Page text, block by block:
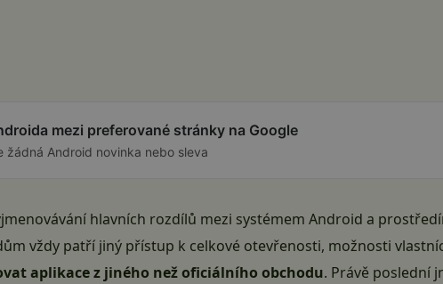
mezi preferované stránky na Google
žádná Android novinka nebo sleva
hlavních rozdílů mezi systémem Android a
vždy patří jiný přístup k celkové otevřenosti, možnosti
aplikace z jiného než oficiálního obchodu. Právě poslední